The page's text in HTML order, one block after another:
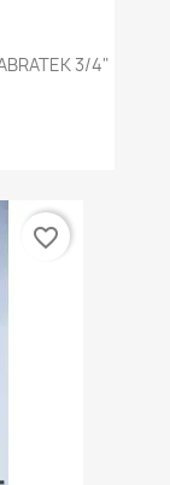
3/4"
favorite_border